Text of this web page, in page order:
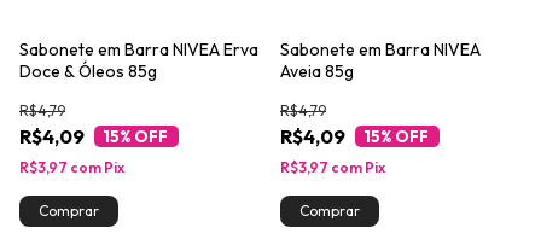
Sabonete em Barra NIVEA Erva
Doce & Óleos 85g
R$4,09
R$4,79
15% OFF
R$3,97 com Pix
Sabonete em Barra NIVEA
Aveia 85g
R$4,09
R$4,79
15% OFF
R$3,97 com Pix